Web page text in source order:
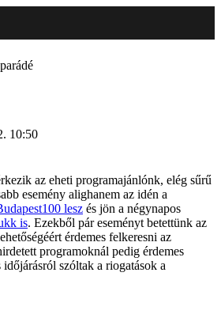
10:50
az eheti programajánlónk, elég sűrű
esemény alighanem az idén a
lesz és jön a négynapos
is. Ezekből pár eseményt betettünk az
érdemes felkeresni az
programoknál pedig érdemes
szóltak a riogatások a